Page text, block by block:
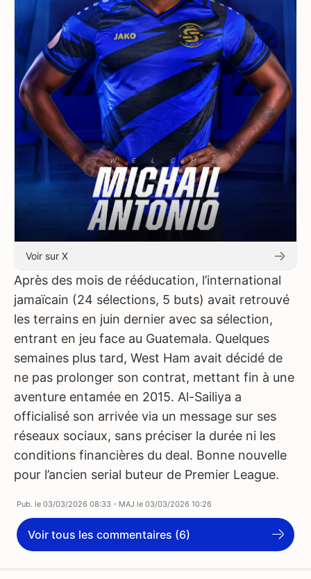
Voir sur X
Après des mois de rééducation, l’international
jamaïcain (24 sélections, 5 buts) avait retrouvé
les terrains en juin dernier avec sa sélection,
entrant en jeu face au Guatemala. Quelques
semaines plus tard, West Ham avait décidé de
ne pas prolonger son contrat, mettant fin à une
aventure entamée en 2015. Al-Sailiya a
officialisé son arrivée via un message sur ses
réseaux sociaux, sans préciser la durée ni les
conditions financières du deal. Bonne nouvelle
pour l’ancien serial buteur de Premier League.
Pub. le 03/03/2026 08:33 - MAJ le 03/03/2026 10:26
Voir tous les commentaires (6)